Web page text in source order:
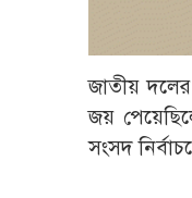
জাতীয়
জয়
সংসদ